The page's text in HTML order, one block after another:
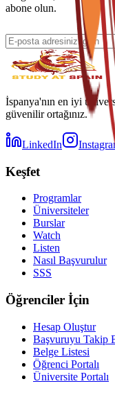
abone olun.
İspanya'nın en iyi
güvenilir ortağınız.
LinkedIn
Keşfet
Programlar
Üniversiteler
Burslar
Watch
Listen
Nasıl Başvurulur
SSS
Öğrenciler İçin
Hesap Oluştur
Başvuruyu Takip
Belge Listesi
Öğrenci Portalı
Üniversite Portalı